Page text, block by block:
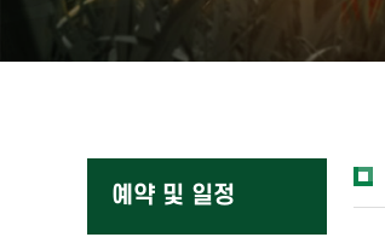
예약 및 일정